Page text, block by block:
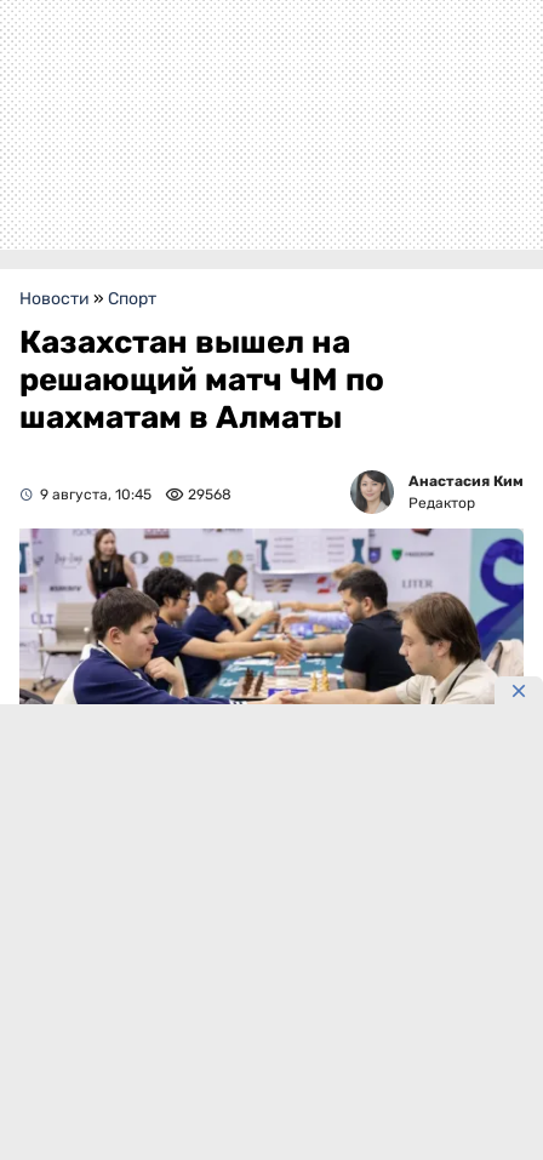
Новости » Спорт
Казахстан вышел на
решающий матч ЧМ по
шахматам в Алматы
9 августа, 10:45 29568
Анастасия Ким
Редактор